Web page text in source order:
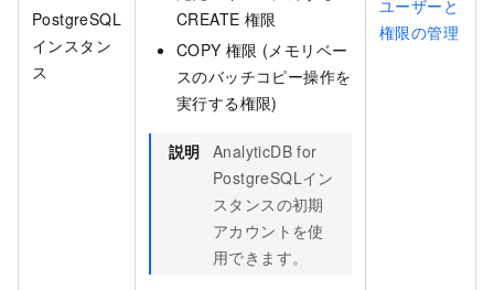
PostgreSQL
インスタン
ス
CREATE 権限
COPY 権限 (メモリベー
スのバッチコピー操作を
実行する権限)
説明 AnalyticDB for
PostgreSQLイン
スタンスの初期
アカウントを使
用できます。
ユーザーと
権限の管理